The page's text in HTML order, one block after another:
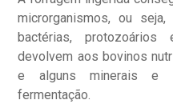
microrganismos, ou
bactérias,
devolvem aos bovinos
e alguns minerais e
fermentação.